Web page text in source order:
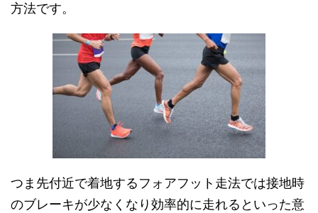
方法です。
つま先付近で着地するフォアフット走法では接地時
のブレーキが少なくなり効率的に走れるといった意